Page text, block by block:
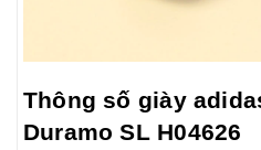
Thông số giày
Duramo SL H04626